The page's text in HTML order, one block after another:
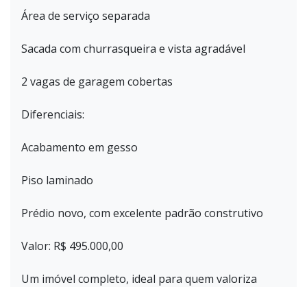
Área de serviço separada
Sacada com churrasqueira e vista agradável
2 vagas de garagem cobertas
Diferenciais:
Acabamento em gesso
Piso laminado
Prédio novo, com excelente padrão construtivo
Valor: R$ 495.000,00
Um imóvel completo, ideal para quem valoriza